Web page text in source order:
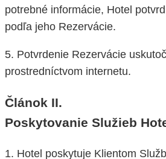
potrebné informácie, Hotel
podľa jeho Rezervácie.
5. Potvrdenie Rezervácie
prostredníctvom internetu.
Článok II.
Poskytovanie Služieb
1. Hotel poskytuje Klientom